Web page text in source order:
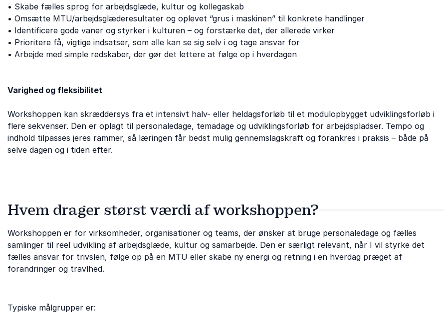
• Skabe fælles sprog for arbejdsglæde, kultur og kollegaskab
• Omsætte MTU/arbejdsglæderesultater og oplevet “grus i maskinen” til konkrete handlinger
• Identificere gode vaner og styrker i kulturen – og forstærke det, der allerede virker
• Prioritere få, vigtige indsatser, som alle kan se sig selv i og tage ansvar for
• Arbejde med simple redskaber, der gør det lettere at følge op i hverdagen
Varighed og fleksibilitet
Workshoppen kan skræddersys fra et intensivt halv- eller heldagsforløb til et modulopbygget udviklingsforløb i
flere sekvenser. Den er oplagt til personaledage, temadage og udviklingsforløb for arbejdspladser. Tempo og
indhold tilpasses jeres rammer, så læringen får bedst mulig gennemslagskraft og forankres i praksis – både på
selve dagen og i tiden efter.
Hvem drager størst værdi af workshoppen?
Workshoppen er for virksomheder, organisationer og teams, der ønsker at bruge personaledage og fælles
samlinger til reel udvikling af arbejdsglæde, kultur og samarbejde. Den er særligt relevant, når I vil styrke det
fælles ansvar for trivslen, følge op på en MTU eller skabe ny energi og retning i en hverdag præget af
forandringer og travlhed.
Typiske målgrupper er: